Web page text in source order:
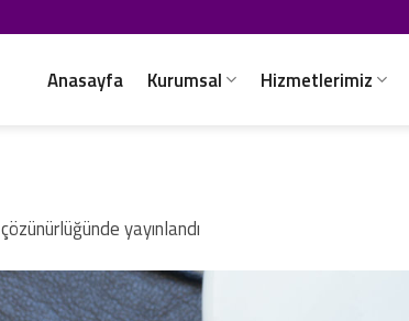
Anasayfa Kurumsal Hizmetlerimiz
çözünürlüğünde yayınlandı